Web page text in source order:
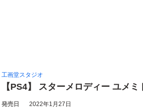
工画堂スタジオ
【PS4】 スターメロディー ユメ
発売日
2022年1月27日